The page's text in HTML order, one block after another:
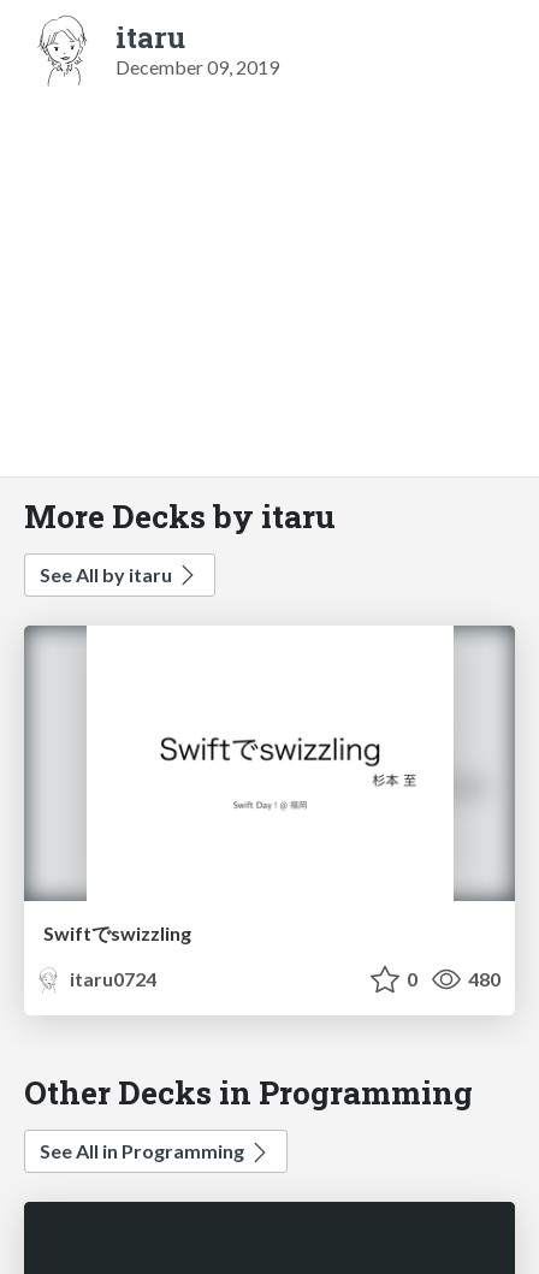
itaru
December 09, 2019
More Decks by itaru
See All by itaru
Swiftでswizzling
itaru0724
0 480
Other Decks in Programming
See All in Programming